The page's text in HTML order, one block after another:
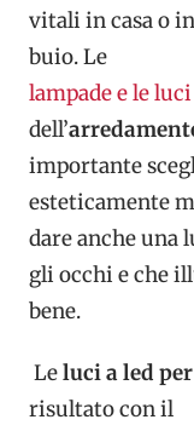
vitali in casa o
buio. Le
lampade e le luci
dell’
importante
esteticamente
dare anche una
gli occhi e che
bene.
Leluci a led
risultato con il